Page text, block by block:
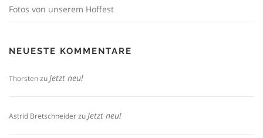
Fotos von unserem Hoffest
NEUESTE KOMMENTARE
ThorstenzuJetzt neu!
Astrid BretschneiderzuJetzt neu!